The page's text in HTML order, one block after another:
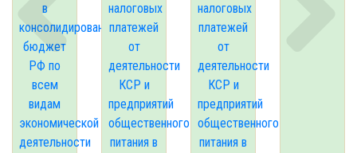
в
консолидированный
бюджет
РФ по
всем
видам
экономической
деятельности
налоговых
платежей
от
деятельности
КСР и
предприятий
общественного
питания в
налоговых
платежей
от
деятельности
КСР и
предприятий
общественного
питания в